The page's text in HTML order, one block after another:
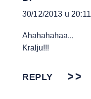
30/12/2013 u 20:11
Ahahahahaa,,,
Kralju!!!
REPLY